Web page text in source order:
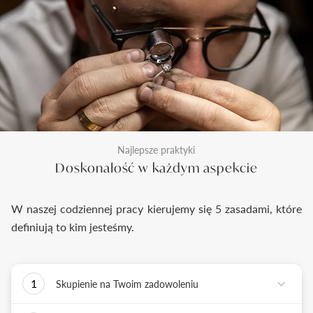
Najlepsze praktyki
Doskonałość w każdym aspekcie
W naszej codziennej pracy kierujemy się 5 zasadami, które
definiują to kim jesteśmy.
1
Skupienie na Twoim zadowoleniu